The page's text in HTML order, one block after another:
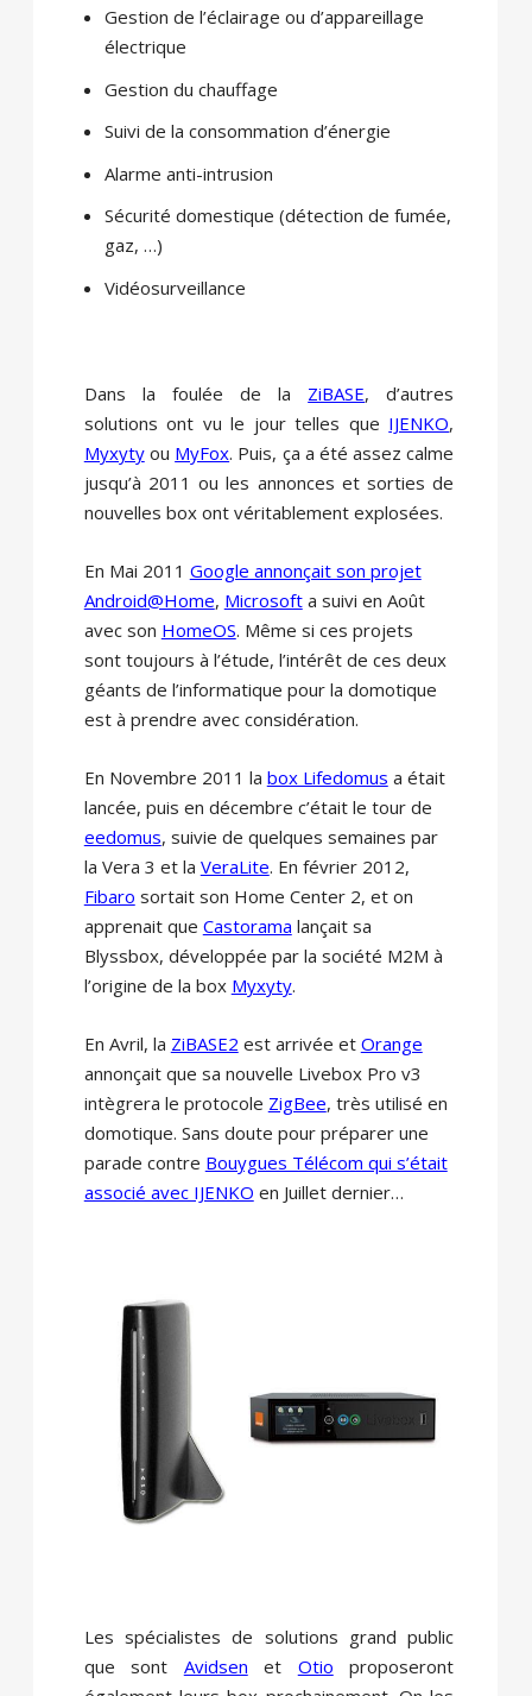
Gestion de l’éclairage ou d’appareillage
électrique
Gestion du chauffage
Suivi de la consommation d’énergie
Alarme anti-intrusion
Sécurité domestique (détection de fumée,
gaz, …)
Vidéosurveillance
Dans la foulée de la ZiBASE, d’autres
solutions ont vu le jour telles que IJENKO,
Myxytyou MyFox. Puis, ça a été assez calme
jusqu’à 2011 ou les annonces et sorties de
nouvelles box ont véritablement explosées.
En Mai 2011 Google annonçait son projet
Android@Home, Microsofta suivi en Août
avec son HomeOS. Même si ces projets
sont toujours à l’étude, l’intérêt de ces deux
géants de l’informatique pour la domotique
est à prendre avec considération.
En Novembre 2011 la box Lifedomus a était
lancée, puis en décembre c’était le tour de
eedomus, suivie de quelques semaines par
la Vera 3 et la VeraLite. En février 2012,
Fibaro sortait son Home Center 2, et on
apprenait que Castorama lançait sa
Blyssbox, développée par la société M2M à
l’origine de la box Myxyty.
En Avril, la ZiBASE2 est arrivée et Orange
annonçait que sa nouvelle Livebox Pro v3
intègrera le protocole ZigBee, très utilisé en
domotique. Sans doute pour préparer une
parade contre Bouygues Télécom qui s’était
associé avec IJENKO en Juillet dernier…
Les spécialistes de solutions grand public
que sont Avidsen et Otio proposeront